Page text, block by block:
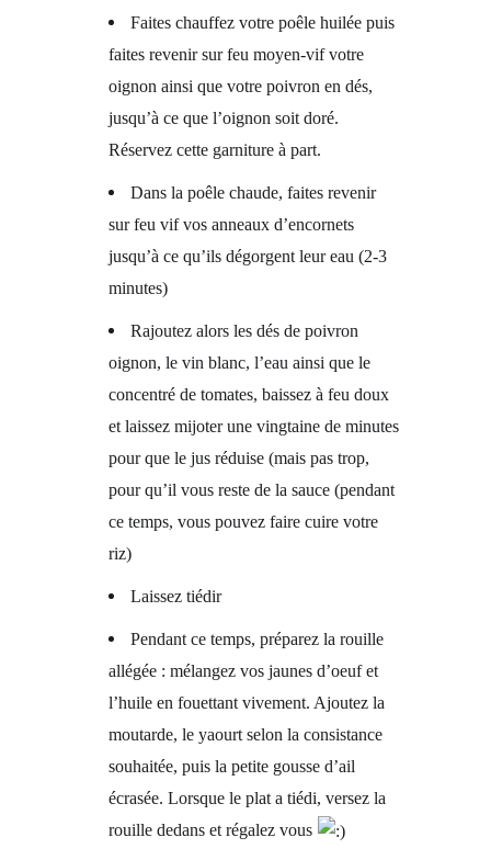
Faites chauffez votre poêle huilée puis
faites revenir sur feu moyen-vif votre
oignon ainsi que votre poivron en dés,
jusqu’à ce que l’oignon soit doré.
Réservez cette garniture à part.
Dans la poêle chaude, faites revenir
sur feu vif vos anneaux d’encornets
jusqu’à ce qu’ils dégorgent leur eau (2-3
minutes)
Rajoutez alors les dés de poivron
oignon, le vin blanc, l’eau ainsi que le
concentré de tomates, baissez à feu doux
et laissez mijoter une vingtaine de minutes
pour que le jus réduise (mais pas trop,
pour qu’il vous reste de la sauce (pendant
ce temps, vous pouvez faire cuire votre
riz)
Laissez tiédir
Pendant ce temps, préparez la rouille
allégée : mélangez vos jaunes d’oeuf et
l’huile en fouettant vivement. Ajoutez la
moutarde, le yaourt selon la consistance
souhaitée, puis la petite gousse d’ail
écrasée. Lorsque le plat a tiédi, versez la
rouille dedans et régalez vous